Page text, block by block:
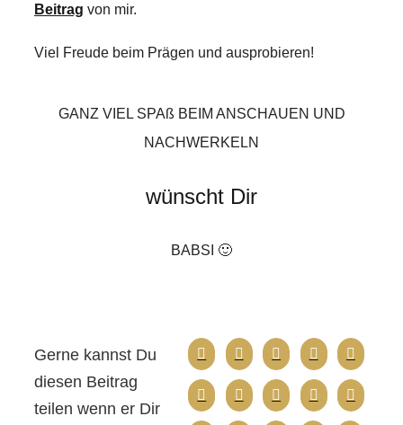
Beitrag von mir.
Viel Freude beim Prägen und ausprobieren!
GANZ VIEL SPAß BEIM ANSCHAUEN UND
NACHWERKELN
wünscht Dir
BABSI 🙂
Gerne kannst Du
diesen Beitrag
teilen wenn er Dir